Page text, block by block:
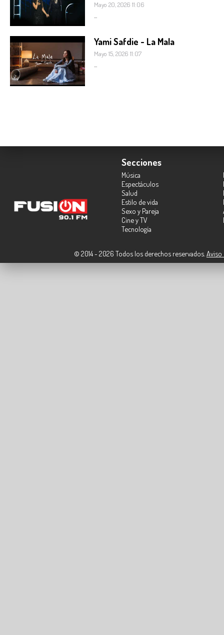
Mayo 20, 2026 11:06
Yami Safdie - La Mala
Mayo 15, 2026 11:07
Secciones
Música
Espectáculos
Salud
Estilo de vida
Sexo y Pareja
Cine y TV
Tecnología
© 2014 - 2026 Todos los derechos reservados. Aviso